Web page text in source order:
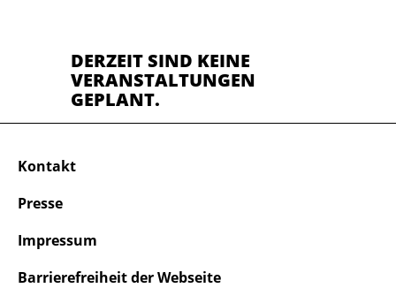
DERZEIT SIND KEINE
VERANSTALTUNGEN
GEPLANT.
Kontakt
Presse
Impressum
Barrierefreiheit der Webseite